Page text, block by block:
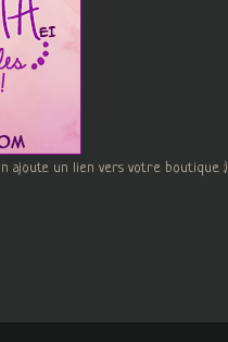
ajoute un lien vers votre boutique :)